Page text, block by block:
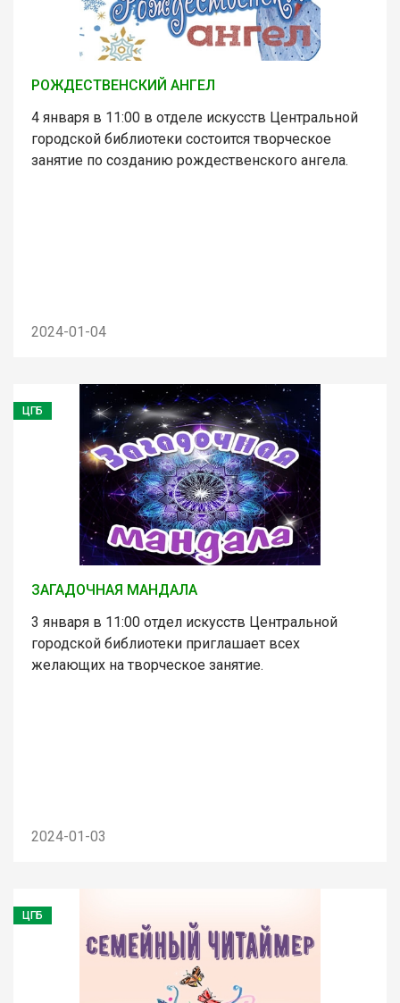
РОЖДЕСТВЕНСКИЙ АНГЕЛ
4 января в 11:00 в отделе искусств Центральной
городской библиотеки состоится творческое
занятие по созданию рождественского ангела.
2024-01-04
ЦГБ
ЗАГАДОЧНАЯ МАНДАЛА
3 января в 11:00 отдел искусств Центральной
городской библиотеки приглашает всех
желающих на творческое занятие.
2024-01-03
ЦГБ